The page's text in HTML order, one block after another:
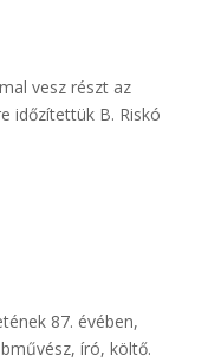
vesz részt az
időzítettük B. Riskó
87. évében,
író, költő.